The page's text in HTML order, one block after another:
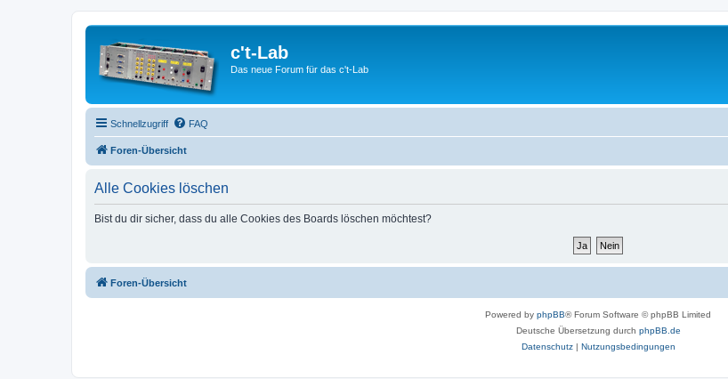
c't-Lab
Das neue Forum für das c't-Lab
Schnellzugriff FAQ
Foren-Übersicht
Alle Cookies löschen
Bist du dir sicher, dass du alle Cookies des Boards löschen möchtest?
Foren-Übersicht
Powered by phpBB® Forum Software © phpBB Limited
Deutsche Übersetzung durch phpBB.de
Datenschutz| Nutzungsbedingungen